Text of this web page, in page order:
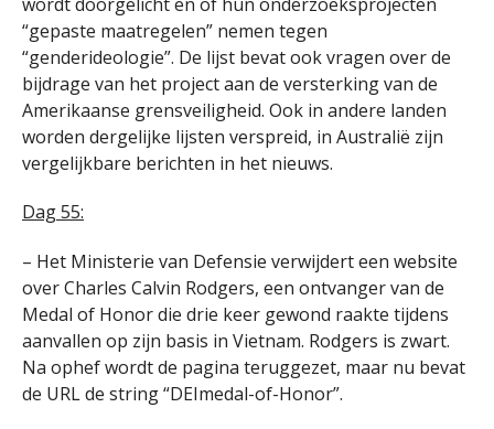
“gepaste maatregelen” nemen tegen
“genderideologie”. De lijst bevat ook vragen over de
bijdrage van het project aan de versterking van de
Amerikaanse grensveiligheid. Ook in andere landen
worden dergelijke lijsten verspreid, in Australië zijn
vergelijkbare berichten in het nieuws.
Dag 55:
– Het Ministerie van Defensie verwijdert een website
over Charles Calvin Rodgers, een ontvanger van de
Medal of Honor die drie keer gewond raakte tijdens
aanvallen op zijn basis in Vietnam. Rodgers is zwart.
Na ophef wordt de pagina teruggezet, maar nu bevat
de URL de string “DEImedal-of-Honor”.